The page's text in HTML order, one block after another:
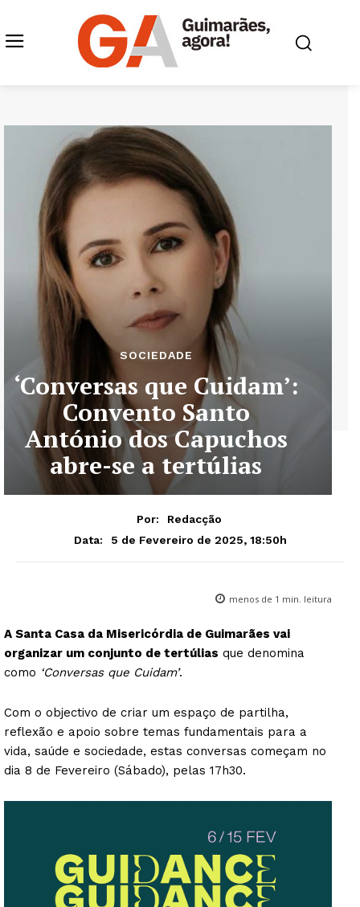
SOCIEDADE
‘Conversas que Cuidam’:
Convento Santo
António dos Capuchos
abre-se a tertúlias
Por:
Redacção
Data:
5 de Fevereiro de 2025, 18:50h
menos de 1 min. leitura
A Santa Casa da Misericórdia de Guimarães vai
organizar um conjunto de tertúlias que denomina
como ‘Conversas que Cuidam’.
Com o objectivo de criar um espaço de partilha,
reflexão e apoio sobre temas fundamentais para a
vida, saúde e sociedade, estas conversas começam no
dia 8 de Fevereiro (Sábado), pelas 17h30.